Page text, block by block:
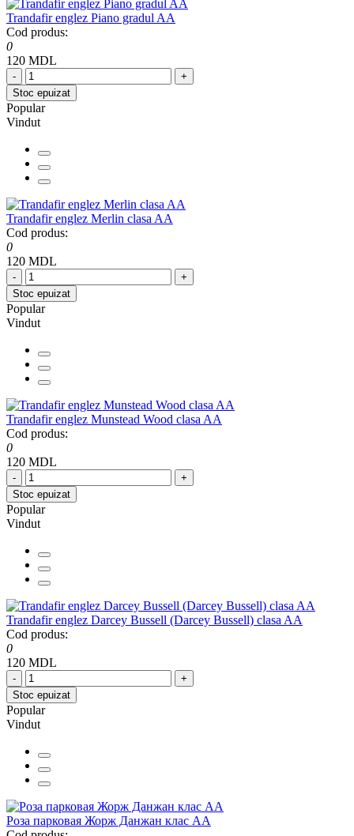
Trandafir englez Piano gradul AA
Cod produs:
0
120 MDL
-
+
Stoc epuizat
Popular
Vindut
Trandafir englez Merlin clasa AA
Cod produs:
0
120 MDL
-
+
Stoc epuizat
Popular
Vindut
Trandafir englez Munstead Wood clasa AA
Cod produs:
0
120 MDL
-
+
Stoc epuizat
Popular
Vindut
Trandafir englez Darcey Bussell (Darcey Bussell) clasa AA
Cod produs:
0
120 MDL
-
+
Stoc epuizat
Popular
Vindut
Роза парковая Жорж Данжан клас АА